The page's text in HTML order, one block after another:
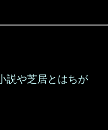
説や芝居とはちが